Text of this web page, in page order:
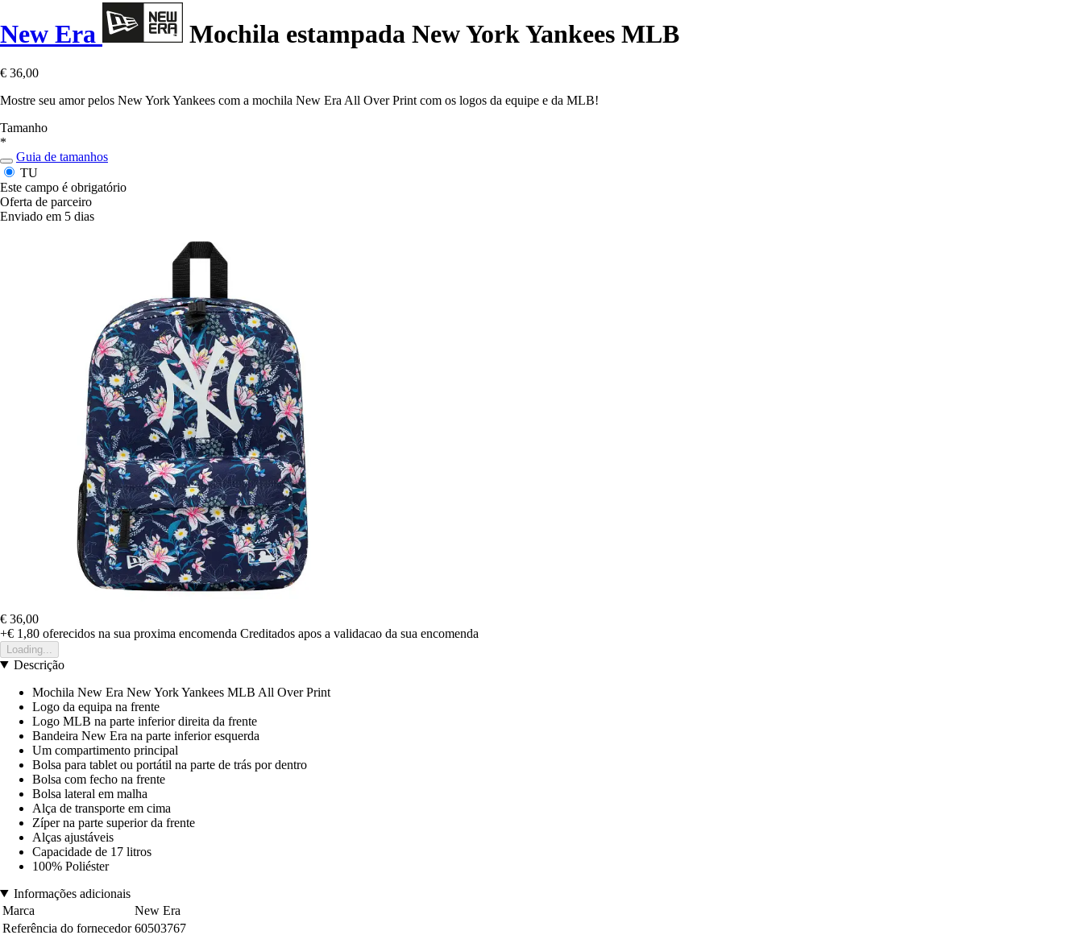
New Era Mochila estampada New York Yankees MLB
€ 36,00
Mostre seu amor pelos New York Yankees com a mochila New Era All Over Print com os logos da equipe e da MLB!
Tamanho
*
Guia de tamanhos
TU
Este campo é obrigatório
Oferta de parceiro
Enviado em 5 dias
€ 36,00
+€ 1,80 oferecidos na sua proxima encomenda Creditados apos a validacao da sua encomenda
Loading...
Descrição
Mochila New Era New York Yankees MLB All Over Print
Logo da equipa na frente
Logo MLB na parte inferior direita da frente
Bandeira New Era na parte inferior esquerda
Um compartimento principal
Bolsa para tablet ou portátil na parte de trás por dentro
Bolsa com fecho na frente
Bolsa lateral em malha
Alça de transporte em cima
Zíper na parte superior da frente
Alças ajustáveis
Capacidade de 17 litros
100% Poliéster
Informações adicionais
Marca
New Era
Referência do fornecedor 60503767